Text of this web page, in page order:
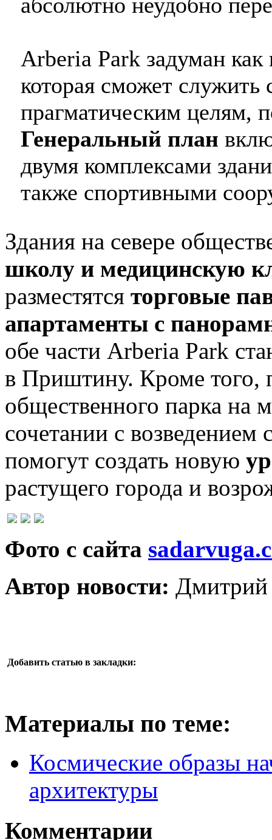
Arberia Park задуман как
которая сможет служить
прагматическим целям,
Генеральный план
двумя комплексами
также спортивными
Здания на севере
школу и медицинскую
разместятся торговые
апартаменты с
обе части Arberia Park
в Приштину. Кроме того,
общественного парка на
сочетании с
помогут создать новую
растущего города и
Фото с сайта
Автор новости: Дмитрий
Добавить статью в закладки:
Материалы по теме:
Космические образы
архитектуры
Комментарии